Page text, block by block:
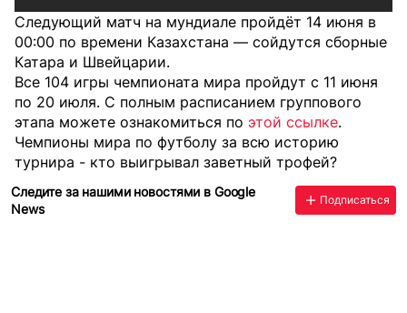
Следующий матч на мундиале пройдёт 14 июня в
00:00 по времени Казахстана — сойдутся сборные
Катара и Швейцарии.
Все 104 игры чемпионата мира пройдут с 11 июня
по 20 июля. С полным расписанием группового
этапа можете ознакомиться по этой ссылке.
Чемпионы мира по футболу за всю историю
турнира - кто выигрывал заветный трофей?
Следите за нашими новостями в Google
News
Подписаться